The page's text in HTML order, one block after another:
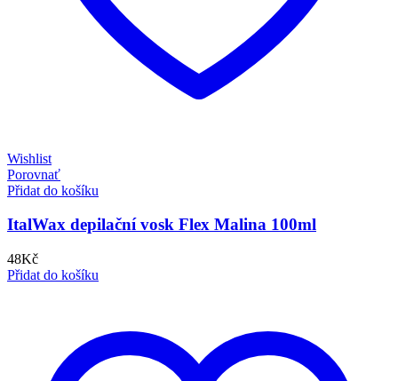
Wishlist
Porovnať
Přidat do košíku
ItalWax depilační vosk Flex Malina 100ml
48Kč
Přidat do košíku